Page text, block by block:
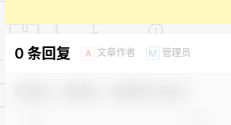
0 条回复 A 文章作者 M 管理员